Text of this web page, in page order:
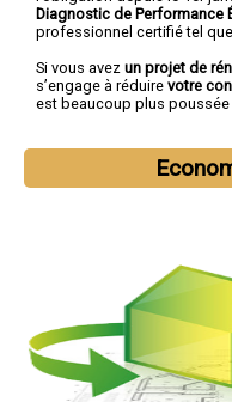
Diagnostic de Performance
professionnel certifié tel que
Si vous avez un projet de
s’engage à réduire votre
est beaucoup plus poussée